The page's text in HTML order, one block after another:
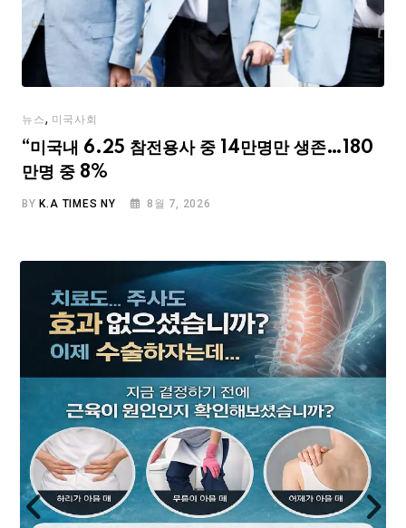
뉴스, 미국사회
“미국내 6.25 참전용사 중 14만명만 생존…180
만명 중 8%
BY K.A TIMES NY 8월 7, 2026